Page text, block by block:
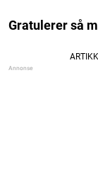
Gratulerer så